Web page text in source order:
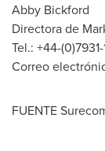
Abby Bickford
Directora de
Tel.: +44-
Correo
FUENTE